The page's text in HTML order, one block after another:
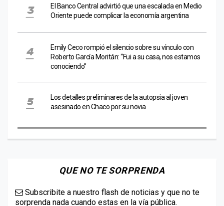
El Banco Central advirtió que una escalada en Medio
Oriente puede complicar la economía argentina
Emily Ceco rompió el silencio sobre su vínculo con
Roberto García Moritán: “Fui a su casa, nos estamos
conociendo”
Los detalles preliminares de la autopsia al joven
asesinado en Chaco por su novia
QUE NO TE SORPRENDA
Subscribite a nuestro flash de noticias y que no te
sorprenda nada cuando estas en la vía pública.